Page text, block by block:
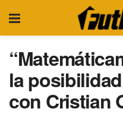
la
con Cristian